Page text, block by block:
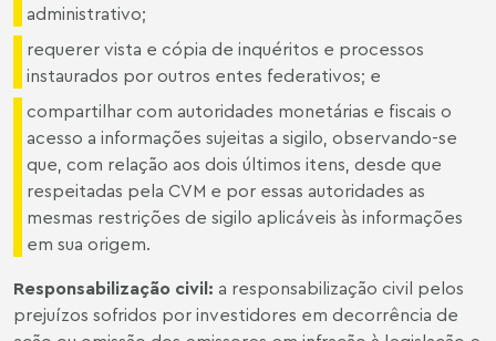
administrativo;
requerer vista e cópia de inquéritos e processos
instaurados por outros entes federativos; e
compartilhar com autoridades monetárias e fiscais o
acesso a informações sujeitas a sigilo, observando-se
que, com relação aos dois últimos itens, desde que
respeitadas pela CVM e por essas autoridades as
mesmas restrições de sigilo aplicáveis às informações
em sua origem.
Responsabilização civil: a responsabilização civil pelos
prejuízos sofridos por investidores em decorrência de